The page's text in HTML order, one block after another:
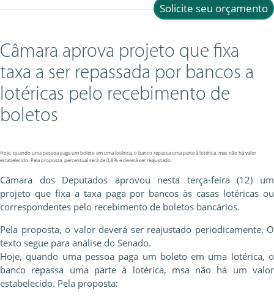
Solicite seu orçamento
Câmara aprova projeto que fixa
taxa a ser repassada por bancos a
lotéricas pelo recebimento de
boletos
Hoje, quando uma pessoa paga um boleto em uma lotérica, o banco repassa uma parte à lotérica, mas não há valor
estabelecido. Pela proposta, percentual será de 0,8% e deverá ser reajustado.
Câmara dos Deputados aprovou nesta terça-feira (12) um
projeto que fixa a taxa paga por bancos às casas lotéricas ou
correspondentes pelo recebimento de boletos bancários.
Pela proposta, o valor deverá ser reajustado periodicamente. O
texto segue para análise do Senado.
Hoje, quando uma pessoa paga um boleto em uma lotérica, o
banco repassa uma parte à lotérica, msa não há um valor
estabelecido. Pela proposta: